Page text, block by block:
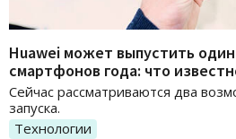
Huawei может выпустить
смартфонов года: что
Сейчас рассматриваются два
запуска.
Технологии